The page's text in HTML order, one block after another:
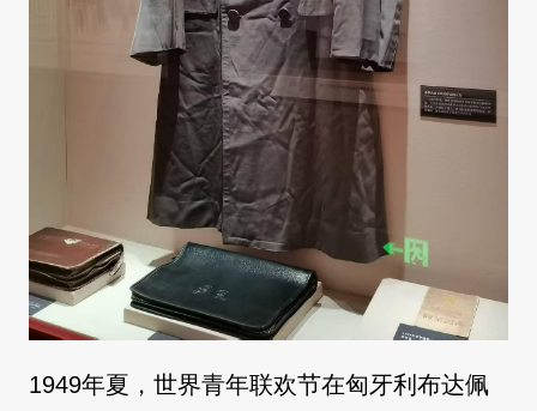
1949年夏，世界青年联欢节在匈牙利布达佩